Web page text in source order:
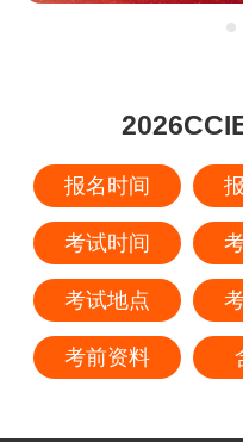
报名时间
考试时间
考试地点
考前资料